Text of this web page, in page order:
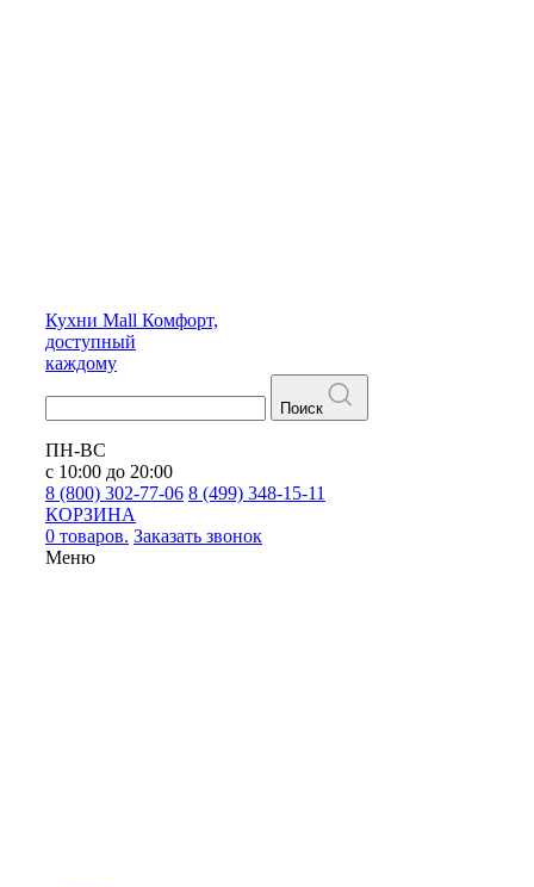
Кухни Mall Комфорт,
доступный
каждому
Поиск
ПН-ВС
с 10:00 до 20:00
8 (800) 302-77-06 8 (499) 348-15-11
КОРЗИНА
0 товаров. Заказать звонок
Меню